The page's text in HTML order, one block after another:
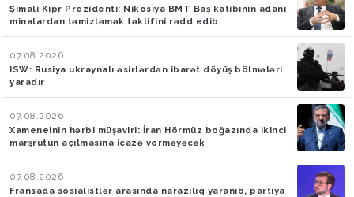
Şimali Kipr Prezidenti: Nikosiya BMT Baş katibinin adanı
minalardan təmizləmək təklifini rədd edib
07.08.2026
ISW: Rusiya ukraynalı əsirlərdən ibarət döyüş bölmələri
yaradır
07.08.2026
Xameneinin hərbi müşaviri: İran Hörmüz boğazında ikinci
marşrutun açılmasına icazə verməyəcək
07.08.2026
Fransada sosialistlər arasında narazılıq yaranıb, partiya